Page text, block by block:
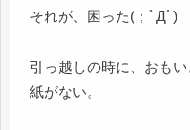
それが、困った(；ﾟДﾟ)
引っ越しの時に、おも
紙がない。